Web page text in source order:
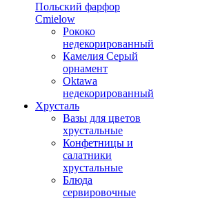
Польский фарфор
Сmielow
Рококо
недекорированный
Камелия Серый
орнамент
Oktawa
недекорированный
Хрусталь
Вазы для цветов
хрустальные
Конфетницы и
салатники
хрустальные
Блюда
сервировочные